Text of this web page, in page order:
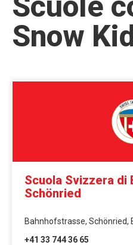
Snow
Scuola Svizzera di
Schönried
Bahnhofstrasse, Schönried,
+41 33 744 36 65